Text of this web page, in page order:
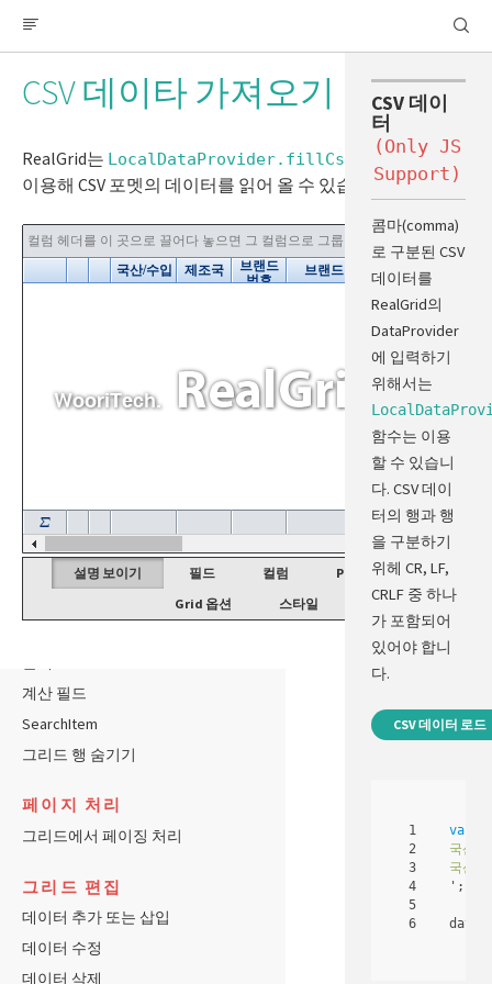
RealGrid RealPivot
데이터 가져오기
JSON 데이타 가져오기
XML 데이타 가져오기
필터 적용 데이타 가져오기
데이터 관리
날짜 타입 필드
Subtypes
그리드의 값 가져오기
계산 필드
SearchItem
그리드 행 숨기기
페이지 처리
그리드에서 페이징 처리
그리드 편집
데이터 추가 또는 삽입
데이터 수정
데이터 삭제
CSV 데이타 가져오기
RealGrid는 LocalDataProvider.fillCsvData()함수를
이용해 CSV 포멧의 데이터를 읽어 올 수 있습니다.
설명 보이기 필드 컬럼
Provider 옵션
Grid 옵션
스타일
CSV 데이
터
(Only JS
Support)
콤마(comma)
로 구분된 CSV
데이터를
RealGrid의
DataProvider
에 입력하기
위해서는
함수는 이용
할 수 있습니
다. CSV 데이
터의 행과 행
을 구분하기
위헤 CR, LF,
CRLF 중 하나
가 포함되어
있어야 합니
다.
CSV 데이터 로드
1
2
3
4
5
var
국산,
국산,
' ;